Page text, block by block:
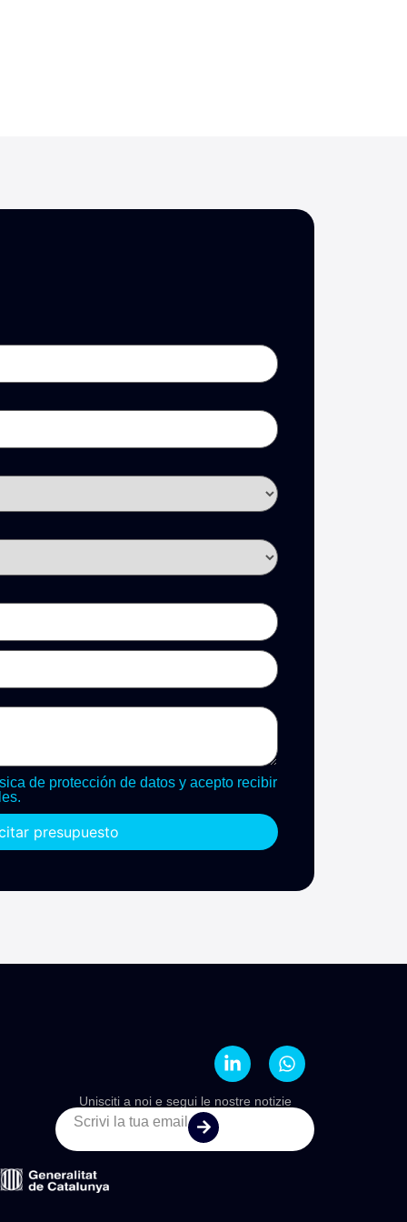
de protección de datos y acepto recibir
presupuesto
Unisciti a noi e segui le nostre notizie
Scrivi la tua email